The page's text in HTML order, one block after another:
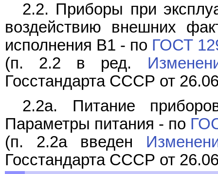
2.2. Приборы при
воздействию внешних
исполнения В1 - по ГОСТ
(п. 2.2 в ред.
Госстандарта СССР от
2.2а. Питание
Параметры питания - по
(п. 2.2а введен
Госстандарта СССР от